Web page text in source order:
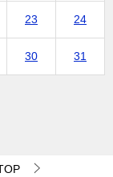
23 24
30 31